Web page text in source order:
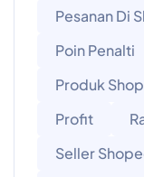
Pesanan Di
Poin Penalti
Produk
Profit
Seller